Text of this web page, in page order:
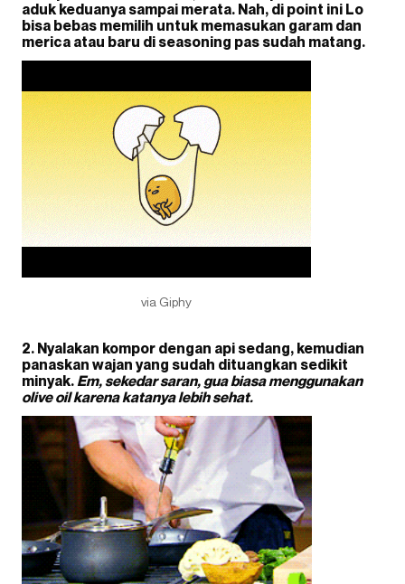
aduk keduanya sampai merata. Nah, di point ini Lo
bisa bebas memilih untuk memasukan garam dan
merica atau baru di seasoning pas sudah matang.
via Giphy
2. Nyalakan kompor dengan api sedang, kemudian
panaskan wajan yang sudah dituangkan sedikit
minyak. Em, sekedar saran, gua biasa menggunakan
olive oil karena katanya lebih sehat.